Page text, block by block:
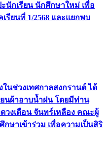
นักเรียน นักศึกษาใหม่ เพื่อ
รียนที่ 1/2568 และแยกพบ
นช่วงเทศกาลสงกรานต์ ได้
นผ้าอาบน้ำฝน โดยมีท่าน
วงเดือน จันทร์เหลือง คณะผู้
ษาเข้าร่วม เพื่อความเป็นสิริ